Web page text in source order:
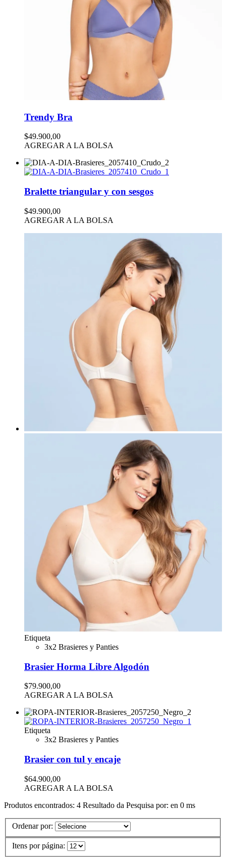
Trendy Bra
$49.900,00
AGREGAR A LA BOLSA
Bralette triangular y con sesgos
$49.900,00
AGREGAR A LA BOLSA
Etiqueta
3x2 Brasieres y Panties
Brasier Horma Libre Algodón
$79.900,00
AGREGAR A LA BOLSA
Etiqueta
3x2 Brasieres y Panties
Brasier con tul y encaje
$64.900,00
AGREGAR A LA BOLSA
Produtos encontrados: 4 Resultado da Pesquisa por: en 0 ms
Ordenar por:
Itens por página: